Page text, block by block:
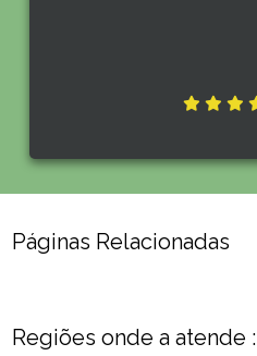
Páginas Relacionadas
Regiões onde a atende :